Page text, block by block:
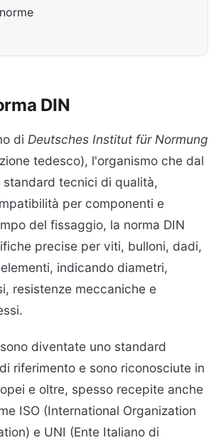
DIN
di Deutsches Institut für Normung
tedesco), l'organismo che dal
standard tecnici di qualità,
per componenti e
del fissaggio, la norma DIN
precise per viti, bulloni, dadi,
indicando diametri,
resistenze meccaniche e
diventate uno standard
riferimento e sono riconosciute in
e oltre, spesso recepite anche
ISO (International Organization
e UNI (Ente Italiano di